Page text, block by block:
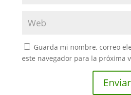
Guarda mi nombre, correo
este navegador para la próxima